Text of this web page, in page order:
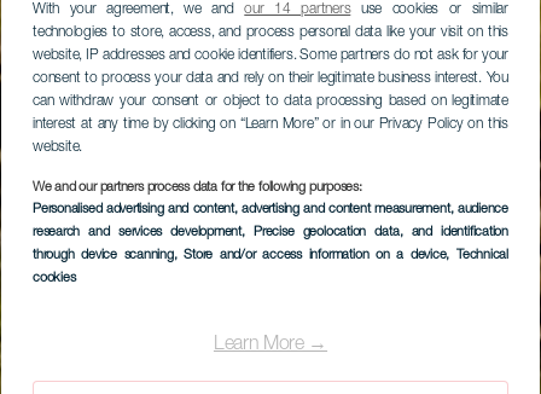
With your agreement, we andour 14 partnersuse cookies or similar
technologies to store, access, and process personal data like your visit on this
website, IP addresses and cookie identifiers. Some partners do not ask for your
consent to process your data and rely on their legitimate business interest. You
can withdraw your consent or object to data processing based on legitimate
interest at any time by clicking on “Learn More” or in our Privacy Policy on this
website.
We and our partners process data for the following purposes:
Personalised advertising and content, advertising and content measurement, audience
research and services development, Precise geolocation data, and identification
through device scanning, Store and/or access information on a device, Technical
cookies
Learn More →